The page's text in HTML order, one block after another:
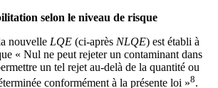
selon le niveau de risque
nouvelle LQE (ci-après NLQE) est établi à
« Nul ne peut rejeter un contaminant dans
un tel rejet au-delà de la quantité ou
conformément à la présente loi »8.